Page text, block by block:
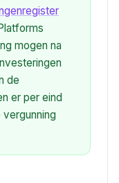
mogen na
de
er per eind